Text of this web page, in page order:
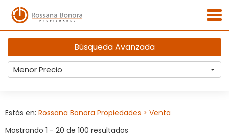
Búsqueda Avanzada
Menor Precio
Estás en: Rossana Bonora Propiedades > Venta
Mostrando 1 - 20 de 100 resultados